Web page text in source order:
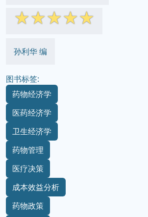
☆☆☆☆☆
孙利华 编
图书标签:
药物经济学
医药经济学
卫生经济学
药物管理
医疗决策
成本效益分析
药物政策